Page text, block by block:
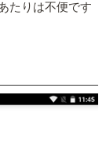
たりは不便です